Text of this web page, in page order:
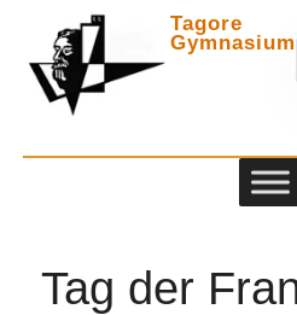
Zwischen
Tagore
Gymnasium
Tag der